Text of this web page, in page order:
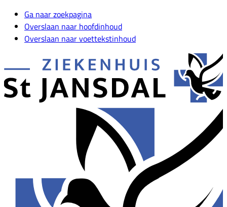
Ga naar zoekpagina
Overslaan naar hoofdinhoud
Overslaan naar voettekstinhoud